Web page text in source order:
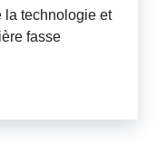
la technologie et
fasse